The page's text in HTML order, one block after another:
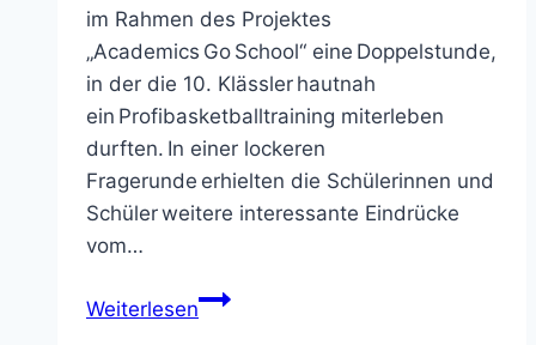
im Rahmen des Projektes
„Academics Go School“ eine Doppelstunde,
in der die 10. Klässler hautnah
ein Profibasketballtraining miterleben
durften. In einer lockeren
Fragerunde erhielten die Schülerinnen und
Schüler weitere interessante Eindrücke
vom…
WeiterlesenBasketballprofis